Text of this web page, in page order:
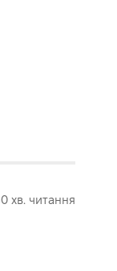
0 хв. читання